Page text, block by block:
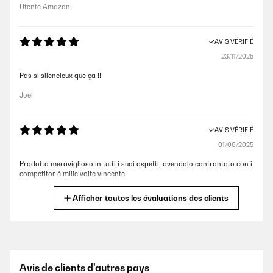
Utente Amazon
AVIS VÉRIFIÉ
23/11/2025
Pas si silencieux que ça !!!
Joël
AVIS VÉRIFIÉ
01/06/2025
Prodotto meraviglioso in tutti i suoi aspetti, avendolo confrontato con i
competitor è mille volte vincente
Utente Amazon
Utilizzato per una taverna umida di 50m2, il deumidificatore in 4 ore ha
Afficher toutes les évaluations des clients
Avis de clients d'autres pays